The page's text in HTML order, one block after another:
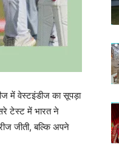
में वेस्टइंडीज का सूपड़ा
टेस्ट में भारत ने
जीती, बल्कि अपने